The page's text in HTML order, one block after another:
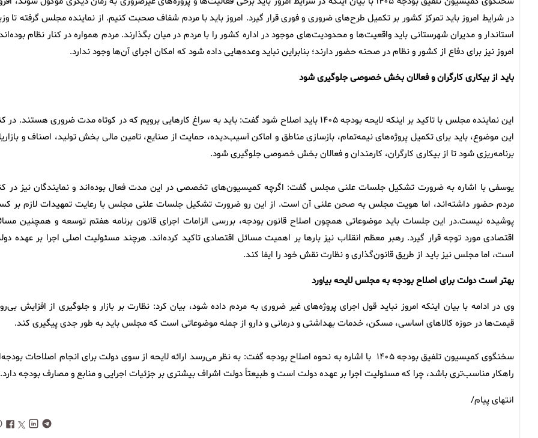
در شرایط امروز باید تمرکز کشور بر تکمیل طرح‌های ضروری و فوری قرار گیرد. امروز باید با مردم شفاف صحبت کنیم. از نماینده مجلس گرفته تا
استاندار و مدیران شهرستانی باید واقعیت‌ها و محدودیت‌های موجود در اداره کشور را با مردم در میان بگذارند. مردم همواره در کنار نظام
امروز نیز برای دفاع از کشور و نظام در صحنه حضور دارند؛ بنابراین نباید وعده‌هایی داده شود که امکان اجرای آن‌ها وجود ندارد.
باید از بیکاری کارگران و فعالان بخش خصوصی جلوگیری شود
این نماینده مجلس با تاکید بر اینکه لایحه بودجه ۱۴۰۵ باید اصلاح شود گفت: باید به سراغ کارهایی برویم که در کوتاه مدت ضروری هستند. در
این موضوع، باید برای تکمیل پروژه‌های نیمه‌تمام، بازسازی مناطق و اماکن آسیب‌دیده، حمایت از صنایع، تامین مالی بخش تولید، اصناف و
برنامه‌ریزی شود تا از بیکاری کارگران، کارمندان و فعالان بخش خصوصی جلوگیری شود.
یوسفی با اشاره به ضرورت تشکیل جلسات علنی مجلس گفت: اگرچه کمیسیون‌های تخصصی در این مدت فعال بوده‌اند و نمایندگان نیز در
مردم حضور داشته‌اند، اما هویت مجلس به صحن علنی آن است. از این رو ضرورت تشکیل جلسات علنی مجلس با رعایت تمهیدات لازم بر
پوشیده نیست.در این جلسات باید موضوعاتی همچون اصلاح قانون بودجه، بررسی الزامات اجرای قانون برنامه هفتم توسعه و همچنین
اقتصادی مورد توجه قرار گیرد. رهبر معظم انقلاب نیز بارها بر اهمیت مسائل اقتصادی تاکید کرده‌اند. هرچند مسئولیت اصلی اجرا بر عهده
است، اما مجلس نیز باید از طریق قانون‌گذاری و نظارت نقش خود را ایفا کند.
بهتر است دولت برای اصلاح بودجه به مجلس لایحه بیاورد
وی در ادامه با بیان اینکه امروز نباید قول اجرای پروژه‌های غیر ضروری به مردم داده شود، بیان کرد: نظارت بر بازار و جلوگیری از افزایش
قیمت‌ها در حوزه کالاهای اساسی، مسکن، خدمات بهداشتی و درمانی و دارو از جمله موضوعاتی است که مجلس باید به طور جدی پیگیری کند.
سخنگوی کمیسیون تلفیق بودجه ۱۴۰۵ با اشاره به نحوه اصلاح بودجه گفت: به نظر می‌رسد ارائه لایحه از سوی دولت برای انجام اصلاحات
راهکار مناسب‌تری باشد، چرا که مسئولیت اجرا بر عهده دولت است و طبیعتاً دولت اشراف بیشتری بر جزئیات اجرایی و منابع و مصارف بودجه دارد.
انتهای پیام/